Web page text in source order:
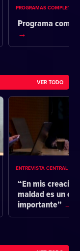
PROGRAMAS COMPLETOS
Programa
VER TODO
ENTREVISTA CENTRAL
“En mis
maldad es un
importante”